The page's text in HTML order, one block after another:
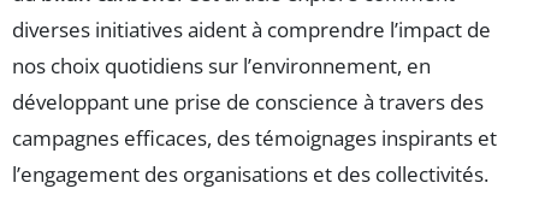
diverses initiatives aident à comprendre l’impact de
nos choix quotidiens sur l’environnement, en
développant une prise de conscience à travers des
campagnes efficaces, des témoignages inspirants et
l’engagement des organisations et des collectivités.